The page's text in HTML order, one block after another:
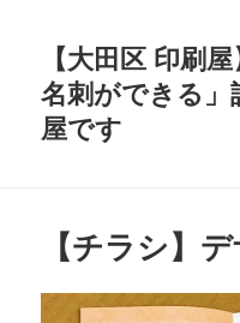
【大田区 印刷
名刺ができる」
屋です
【チラシ】